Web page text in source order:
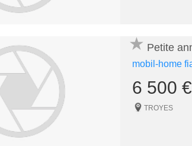
Petite
mobil-home
6 500 €
TROYES
★